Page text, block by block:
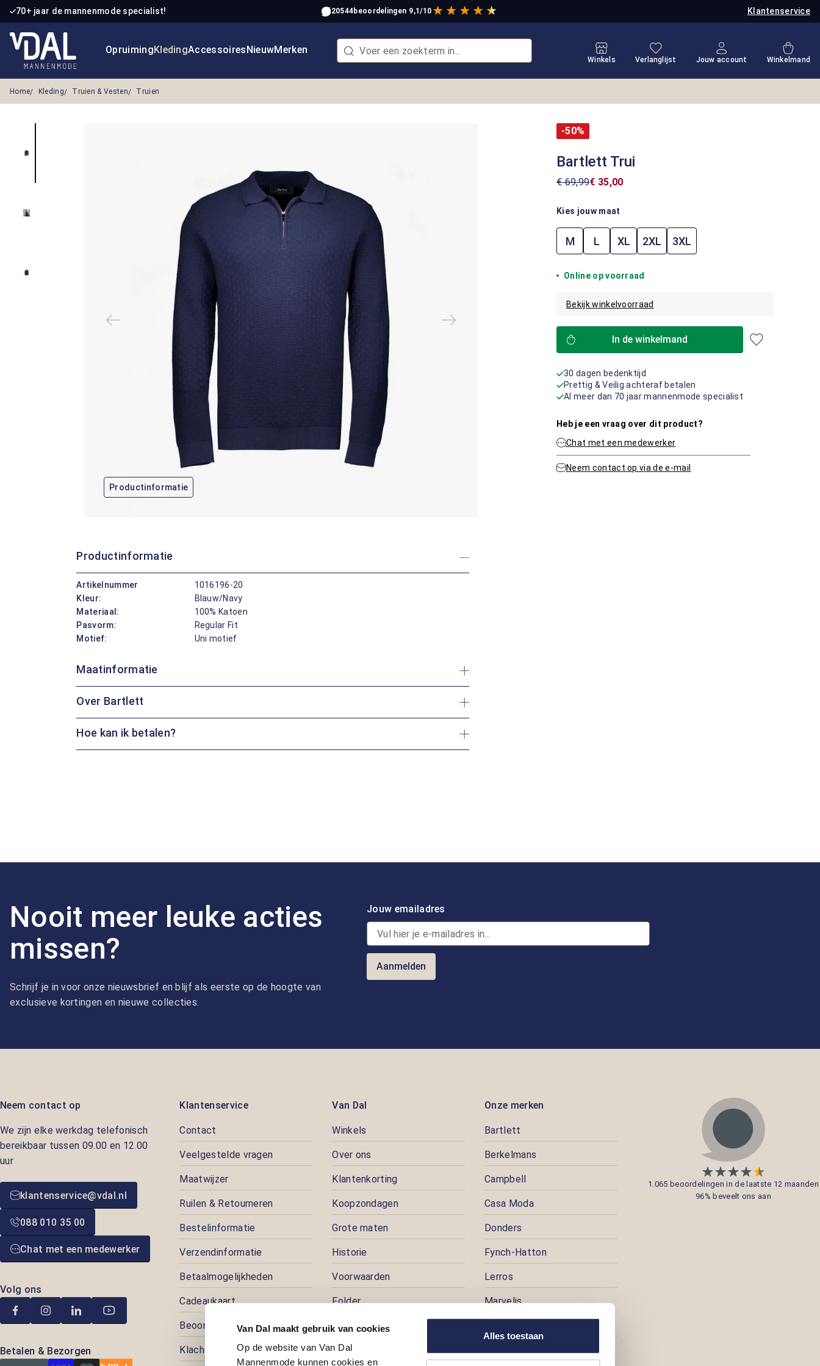
Van Dal maakt gebruik van cookies
Op de website van Van Dal
Mannenmode kunnen cookies en
Alles toestaan
de hoofdinhoud
Ga naar de zoekopdracht
Ga naar de hoofdnavigatie
70+ jaar de mannenmode specialist! Klantenservice
20544beoordelingen 9,1/10
OpruimingKledingAccessoiresNieuwMerken
Winkels
Je hebt 0 items op je verlanglijstje
Verlanglijst Jouw account Winkelmand
Home Kleding Truien & Vesten Truien
Productinformatie
-50%
Bartlett Trui
€ 69,99€ 35,00
Kies jouw maat
M L XL 2XL 3XL
Online op voorraad
Bekijk winkelvoorraad
In de winkelmand
30 dagen bedenktijd
Prettig & Veilig achteraf betalen
Al meer dan 70 jaar mannenmode specialist
Heb je een vraag over dit product?
Chat met een medewerker
Neem contact op via de e-mail
Productinformatie
Artikelnummer
1016196-20
Kleur:
Blauw/Navy
Materiaal:
100% Katoen
Pasvorm:
Regular Fit
Motief:
Uni motief
Maatinformatie
Over Bartlett
Hoe kan ik betalen?
Nooit meer leuke acties
missen?
Schrijf je in voor onze nieuwsbrief en blijf als eerste op de hoogte van
exclusieve kortingen en nieuwe collecties.
Jouw emailadres
Aanmelden
Neem contact op
We zijn elke werkdag telefonisch
bereikbaar tussen 09.00 en 12.00
uur
klantenservice@vdal.nl
088 010 35 00
Chat met een medewerker
Volg ons
Betalen & Bezorgen
Klantenservice
Contact
Veelgestelde vragen
Maatwijzer
Ruilen & Retourneren
Bestelinformatie
Verzendinformatie
Betaalmogelijkheden
Cadeaukaart
Beoordelingen
Klachtenafhandeling
Van Dal
Winkels
Over ons
Klantenkorting
Koopzondagen
Grote maten
Historie
Voorwaarden
Folder
Pers
Prijspuzzel
Onze merken
Bartlett
Berkelmans
Campbell
Casa Moda
Donders
Fynch-Hatton
Lerros
Marvelis
1.065 beoordelingen in de laatste 12 maanden
96% beveelt ons aan